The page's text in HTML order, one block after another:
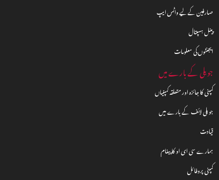
صارفین کے لیے واٹس ایپ
پینل ہسپتال
ایجنٹوں کی معلومات
جوبلی کے بارے میں
کمپنی کا جائزہ اور متعلقہ کمپنیاں
جوبلی لائف کے بارے میں
قیادت
ہمارے سی ای او کا پیغام
کمپنی پروفائل